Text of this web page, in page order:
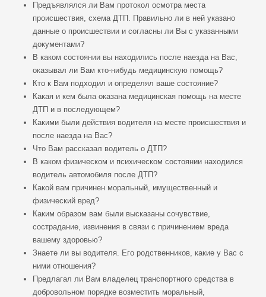
Предъявлялся ли Вам протокол осмотра места
происшествия, схема ДТП. Правильно ли в ней указано
данные о происшествии и согласны ли Вы с указанными
документами?
В каком состоянии вы находились после наезда на Вас,
оказывал ли Вам кто-нибудь медицинскую помощь?
Кто к Вам подходил и определял ваше состояние?
Какая и кем была оказана медицинская помощь на месте
ДТП и в последующем?
Какими были действия водителя на месте происшествия и
после наезда на Вас?
Что Вам рассказал водитель о ДТП?
В каком физическом и психическом состоянии находился
водитель автомобиля после ДТП?
Какой вам причинен моральный, имущественный и
физический вред?
Каким образом вам были высказаны сочувствие,
сострадание, извинения в связи с причинением вреда
вашему здоровью?
Знаете ли вы водителя. Его родственников, какие у Вас с
ними отношения?
Предлагал ли Вам владелец транспортного средства в
добровольном порядке возместить моральный,